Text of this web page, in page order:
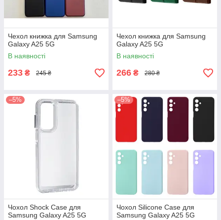
Чехол книжка для Samsung
Galaxy A25 5G
В наявності
233 ₴ 245 ₴
Чехол книжка для Samsung
Galaxy A25 5G
В наявності
266 ₴ 280 ₴
–5%
Чохол Shock Case для
Samsung Galaxy A25 5G
–5%
Чохол Silicone Case для
Samsung Galaxy A25 5G